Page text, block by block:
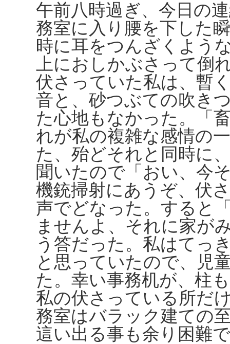
午前八時過ぎ、今日の
務室に入り腰を下した
時に耳をつんざくよう
上におしかぶさって倒
伏さっていた私は、暫
音と、砂つぶての吹き
た心地もなかった。「
れが私の複雑な感情の
た、殆どそれと同時に
聞いたので「おい、今
機銃掃射にあうぞ、伏
声でどなった。すると
ませんよ、それに家が
う答だった。私はてっ
と思っていたので、児
た。幸い事務机が、柱
私の伏さっている所だ
務室はバラック建ての
這い出る事も余り困難